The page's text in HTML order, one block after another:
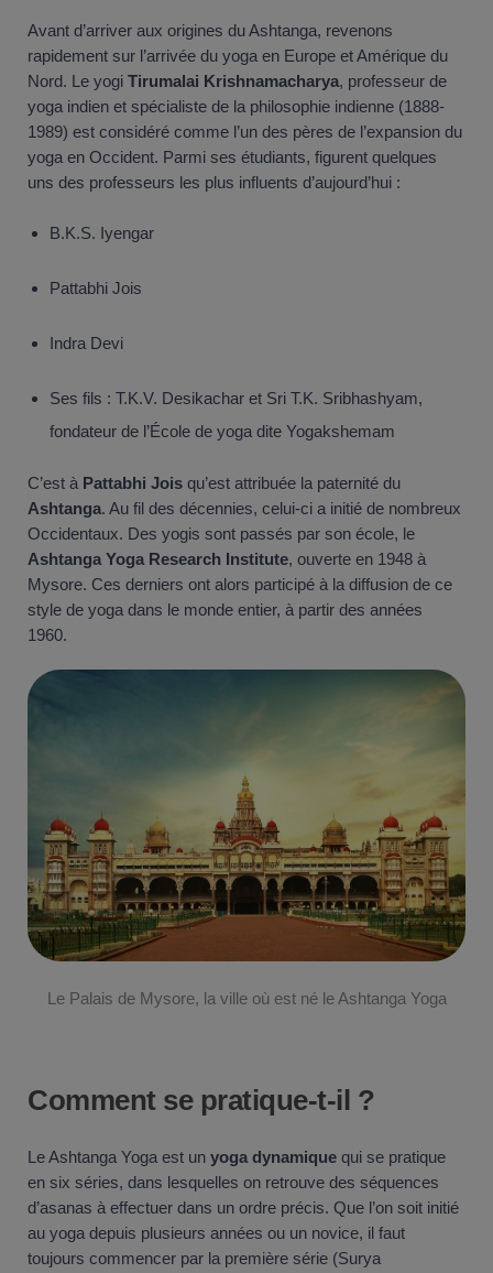
Avant d’arriver aux origines du Ashtanga, revenons
rapidement sur l’arrivée du yoga en Europe et Amérique du
Nord. Le yogi Tirumalai Krishnamacharya, professeur de
yoga indien et spécialiste de la philosophie indienne (1888-
1989) est considéré comme l’un des pères de l’expansion du
yoga en Occident. Parmi ses étudiants, figurent quelques
uns des professeurs les plus influents d’aujourd’hui :
B.K.S. Iyengar
Pattabhi Jois
Indra Devi
Ses fils : T.K.V. Desikachar et Sri T.K. Sribhashyam,
fondateur de l’École de yoga dite Yogakshemam
C’est à Pattabhi Jois qu’est attribuée la paternité du
Ashtanga. Au fil des décennies, celui-ci a initié de nombreux
Occidentaux. Des yogis sont passés par son école, le
Ashtanga Yoga Research Institute, ouverte en 1948 à
Mysore. Ces derniers ont alors participé à la diffusion de ce
style de yoga dans le monde entier, à partir des années
1960.
Le Palais de Mysore, la ville où est né le Ashtanga Yoga
Comment se pratique-t-il ?
Le Ashtanga Yoga est un yoga dynamique qui se pratique
en six séries, dans lesquelles on retrouve des séquences
d’asanas à effectuer dans un ordre précis. Que l’on soit initié
au yoga depuis plusieurs années ou un novice, il faut
toujours commencer par la première série (Surya